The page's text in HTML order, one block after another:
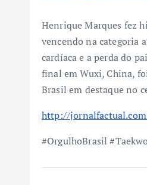
Henrique Marques fez
vencendo na categoria
cardíaca e a perda do
final em Wuxi, China,
Brasil em destaque no
http://
#OrgulhoBrasil